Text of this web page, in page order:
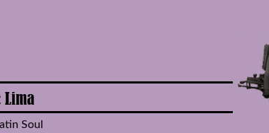
Lima
Soul